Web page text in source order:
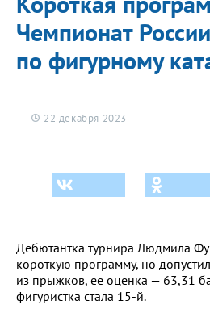
Чемпионат России
по фигурному
22 декабря 2023
Дебютантка турнира Людмила
короткую программу, но
из прыжков, ее оценка — 63,31
фигуристка стала 15-й.